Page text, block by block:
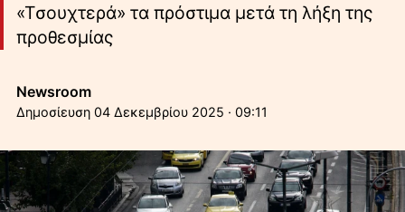
«Tσουχτερά» τα πρόστιμα μετά τη λήξη της
προθεσμίας
Newsroom
04 Δεκεμβρίου 2025 · 09:11